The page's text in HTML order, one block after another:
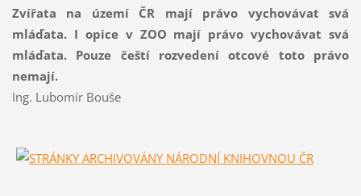
Zvířata na území ČR mají právo vychovávat svá
mláďata. I opice v ZOO mají právo vychovávat svá
mláďata. Pouze čeští rozvedení otcové toto právo
nemají.
Ing. Lubomír Bouše